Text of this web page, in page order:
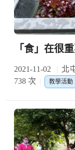
「食」在很
2021-11-02 北
738 次
教學活動